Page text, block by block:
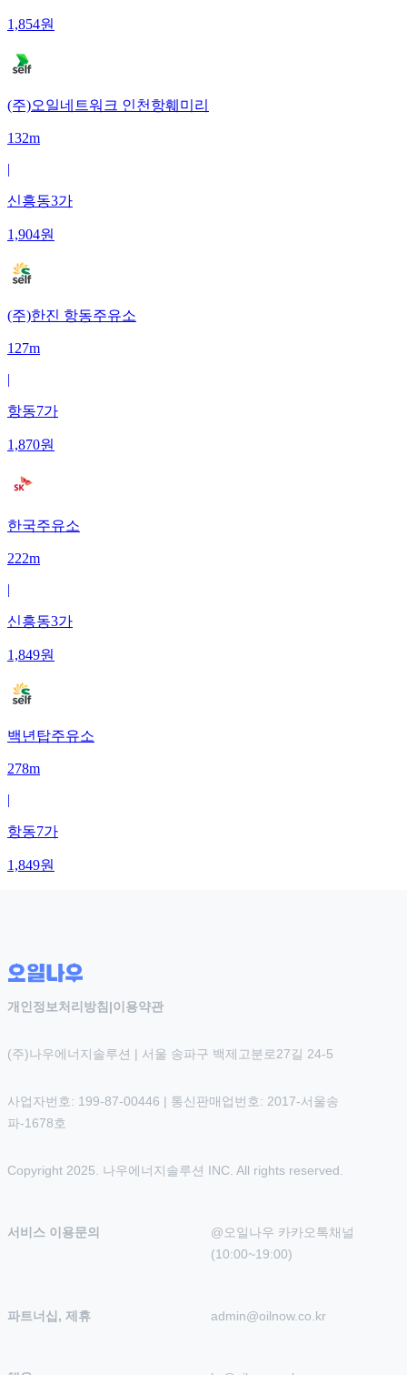
1,854원
(주)오일네트워크 인천항훼미리
132m
|
신흥동3가
1,904원
(주)한진 항동주유소
127m
|
항동7가
1,870원
한국주유소
222m
|
신흥동3가
1,849원
백년탑주유소
278m
|
항동7가
1,849원
개인정보처리방침 |이용약관
(주)나우에너지솔루션 | 서울 송파구 백제고분로27길 24-5
사업자번호: 199-87-00446 | 통신판매업번호: 2017-서울송
파-1678호
Copyright 2025. 나우에너지솔루션 INC. All rights reserved.
서비스 이용문의
@오일나우 카카오톡채널
(10:00~19:00)
파트너십, 제휴 admin@oilnow.co.kr